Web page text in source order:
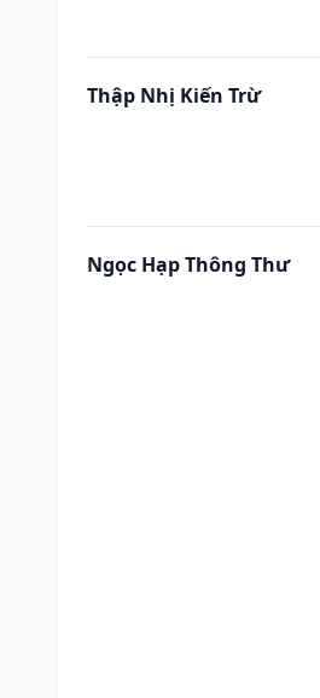
Thập Nhị Kiến Trừ
Ngọc Hạp Thông Thư